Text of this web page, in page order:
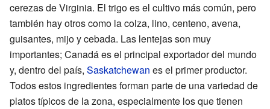
cerezas de Virginia. El trigo es el cultivo más común, pero
también hay otros como la colza, lino, centeno, avena,
guisantes, mijo y cebada. Las lentejas son muy
importantes; Canadá es el principal exportador del mundo
y, dentro del país, Saskatchewan es el primer productor.
Todos estos ingredientes forman parte de una variedad de
platos típicos de la zona, especialmente los que tienen